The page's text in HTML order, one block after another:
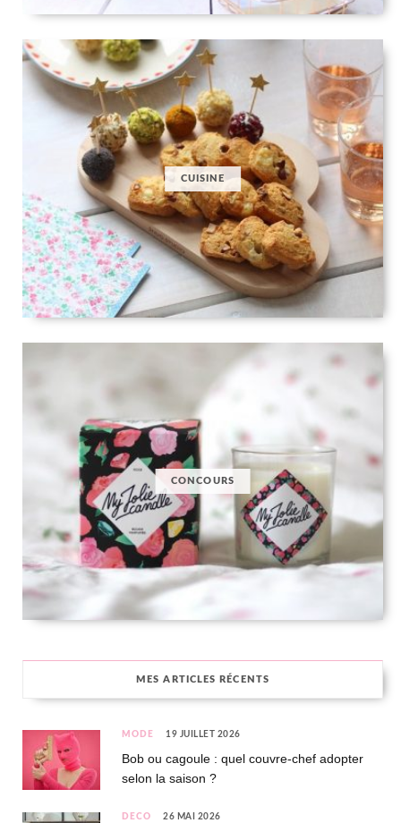
CUISINE
CONCOURS
MES ARTICLES RÉCENTS
MODE 19 JUILLET 2026
Bob ou cagoule : quel couvre-chef adopter
selon la saison ?
DÉCO 26 MAI 2026